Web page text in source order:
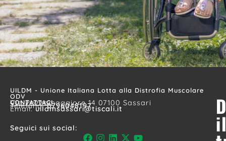
UILDM - Unione Italiana Lotta alla Distrofia Muscolare
ODV
CONTATTACI
Via Pozzomaggiore 14 07100 Sassari
Telefono:0796048197
Email:uildmsassari@tiscali.it
Seguici sui social: